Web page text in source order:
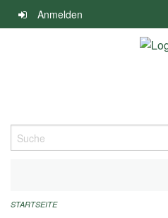
Navigation
überspringen
Anmelden
Suche
ALLGEMEINE INFORMATIONEN
STARTSEITE